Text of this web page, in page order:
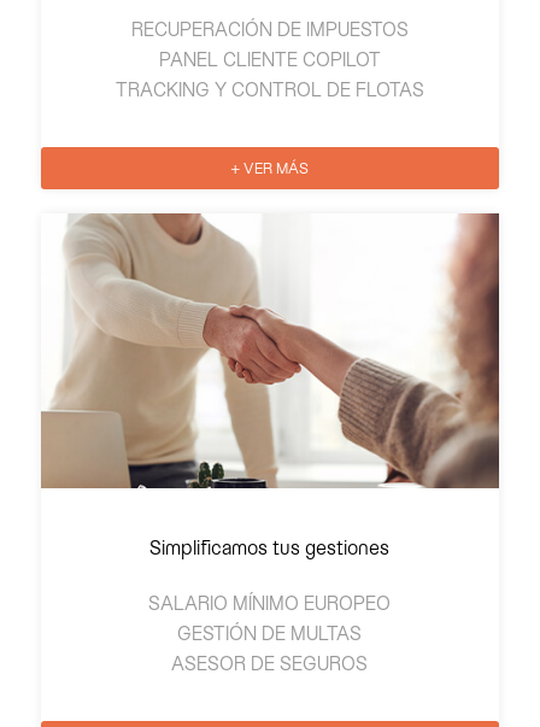
RECUPERACIÓN DE IMPUESTOS
PANEL CLIENTE COPILOT
TRACKING Y CONTROL DE FLOTAS
+ VER MÁS
Simplificamos tus gestiones
SALARIO MÍNIMO EUROPEO
GESTIÓN DE MULTAS
ASESOR DE SEGUROS